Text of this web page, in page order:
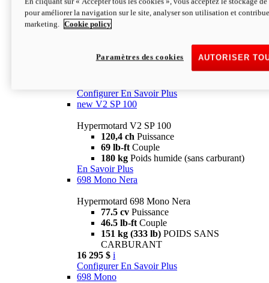
Configurer En Savoir Plus
newV2 SP
69 lb-ftCouple
Poids humide (sans carburant)
Configurer En Savoir Plus
new V2 SP 100
Hypermotard V2 SP 100
120,4 ch Puissance
69 lb-ft Couple
180 kg Poids humide (sans carburant)
En Savoir Plus
698 Mono Nera
Hypermotard 698 Mono Nera
77.5 cv Puissance
46.5 lb-ft Couple
151 kg (333 lb) POIDS SANS
CARBURANT
16 295 $ i
Configurer En Savoir Plus
698 Mono
pour améliorer la navigation sur le site, analyser son utilisation et
marketing.
Cookie policy
AUTORISER
Paramètres des cookies